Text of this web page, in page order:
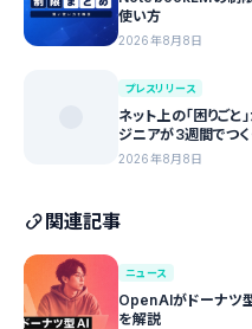
使い方
2026年8月8日
プレスリリース
ネット上の「困りご
ジニアが3週間でつく
2026年8月8日
関連記事
ニュース
OpenAIがドーナツ
を解説